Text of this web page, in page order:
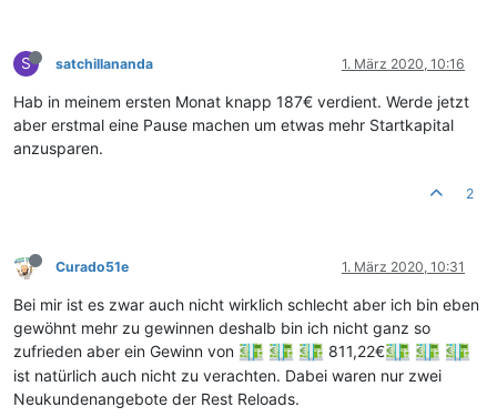
S satchillananda 1. März 2020, 10:16
Hab in meinem ersten Monat knapp 187€ verdient. Werde jetzt
aber erstmal eine Pause machen um etwas mehr Startkapital
anzusparen.
2
Curado51e 1. März 2020, 10:31
Bei mir ist es zwar auch nicht wirklich schlecht aber ich bin eben
gewöhnt mehr zu gewinnen deshalb bin ich nicht ganz so
zufrieden aber ein Gewinn von
811,22€
ist natürlich auch nicht zu verachten. Dabei waren nur zwei
Neukundenangebote der Rest Reloads.